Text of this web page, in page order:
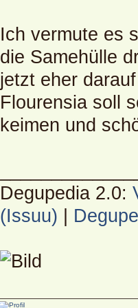
Ich vermute es
die Samehülle
jetzt eher
Flourensia soll
keimen und
Degupedia 2.0:
(Issuu)